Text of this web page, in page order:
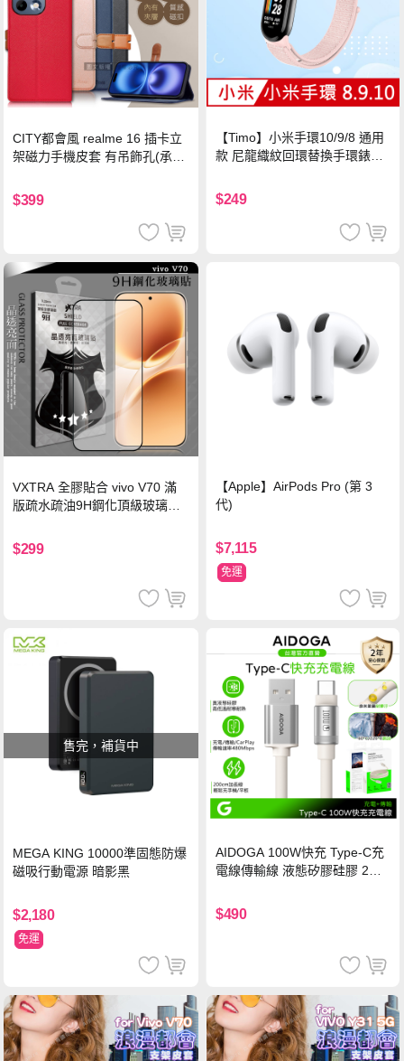
CITY都會風 realme 16 插卡立
架磁力手機皮套 有吊飾孔(承諾
$399
【Timo】小米手環10/9/8 通用
款 尼龍織紋回環替換手環錶帶-
$249
VXTRA 全膠貼合 vivo V70 滿
版疏水疏油9H鋼化頂級玻璃貼
$299
【Apple】AirPods Pro (第 3
代)
$7,115
免運
售完，補貨中
MEGA KING 10000準固態防爆
磁吸行動電源 暗影黑
$2,180
免運
AIDOGA 100W快充 Type-C充
電線傳輸線 液態矽膠硅膠 2M
$490